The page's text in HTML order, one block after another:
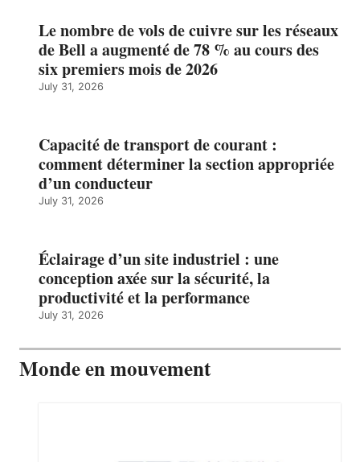
Le nombre de vols de cuivre sur les réseaux
de Bell a augmenté de 78 % au cours des
six premiers mois de 2026
July 31, 2026
Capacité de transport de courant :
comment déterminer la section appropriée
d’un conducteur
July 31, 2026
Éclairage d’un site industriel : une
conception axée sur la sécurité, la
productivité et la performance
July 31, 2026
Monde en mouvement